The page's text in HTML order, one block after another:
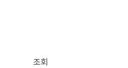
조회